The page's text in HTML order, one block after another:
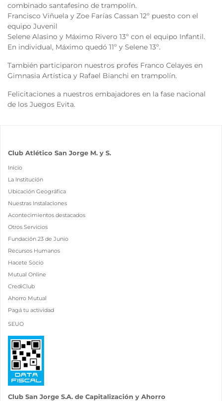
combinado santafesino de trampolín.
Francisco Viñuela y Zoe Farías Cassan 12º puesto con el
equipo Juvenil
Selene Alasino y Máximo Rivero 13º con el equipo Infantil.
En individual, Máximo quedó 11º y Selene 13º.
También participaron nuestros profes Franco Celayes en
Gimnasia Artística y Rafael Bianchi en trampolín.
Felicitaciones a nuestros embajadores en la fase nacional
de los Juegos Evita.
Club Atlético San Jorge M. y S.
Inicio
La Institución
Ubicación Geográfica
Nuestras Instalaciones
Acontecimientos destacados
Otros Servicios
Fundación 23 de Junio
Recursos Humanos
Hacete Socio
Mutual Online
CrediClub
Ahorro Mutual
Pagá tu actividad
SEUO
Club San Jorge S.A. de Capitalización y Ahorro